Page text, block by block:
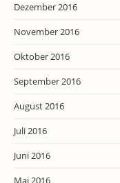
Dezember 2016
November 2016
Oktober 2016
September 2016
August 2016
Juli 2016
Juni 2016
Mai 2016